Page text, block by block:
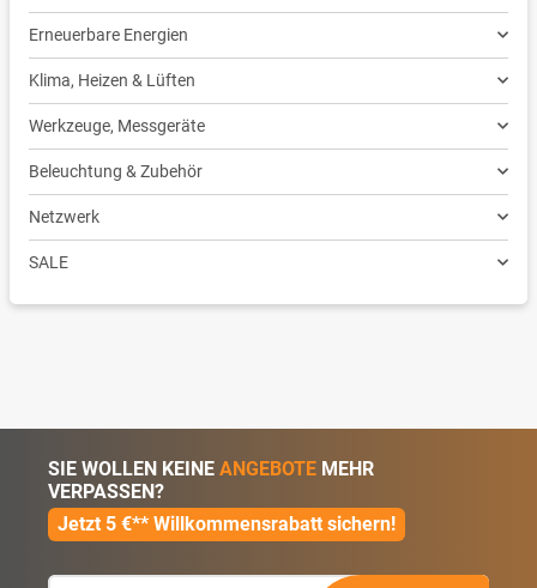
Erneuerbare Energien
Klima, Heizen & Lüften
Werkzeuge, Messgeräte
Beleuchtung & Zubehör
Netzwerk
SALE
SIE WOLLEN KEINE ANGEBOTE MEHR
VERPASSEN?
Jetzt 5 €** Willkommensrabatt sichern!